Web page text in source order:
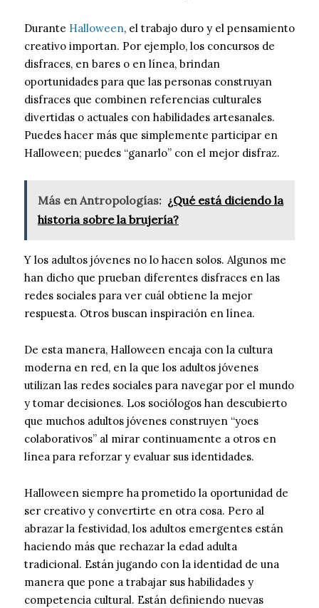
Durante Halloween, el trabajo duro y el pensamiento
creativo importan. Por ejemplo, los concursos de
disfraces, en bares o en línea, brindan
oportunidades para que las personas construyan
disfraces que combinen referencias culturales
divertidas o actuales con habilidades artesanales.
Puedes hacer más que simplemente participar en
Halloween; puedes “ganarlo” con el mejor disfraz.
Más en Antropologías: ¿Qué está diciendo la
historia sobre la brujería?
Y los adultos jóvenes no lo hacen solos. Algunos me
han dicho que prueban diferentes disfraces en las
redes sociales para ver cuál obtiene la mejor
respuesta. Otros buscan inspiración en línea.
De esta manera, Halloween encaja con la cultura
moderna en red, en la que los adultos jóvenes
utilizan las redes sociales para navegar por el mundo
y tomar decisiones. Los sociólogos han descubierto
que muchos adultos jóvenes construyen “yoes
colaborativos” al mirar continuamente a otros en
línea para reforzar y evaluar sus identidades.
Halloween siempre ha prometido la oportunidad de
ser creativo y convertirte en otra cosa. Pero al
abrazar la festividad, los adultos emergentes están
haciendo más que rechazar la edad adulta
tradicional. Están jugando con la identidad de una
manera que pone a trabajar sus habilidades y
competencia cultural. Están definiendo nuevas